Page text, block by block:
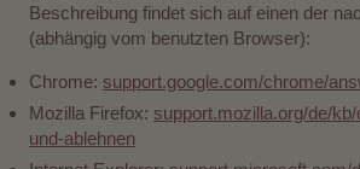
Beschreibung findet sich auf einen der
(abhängig vom benutzten Browser):
Chrome: support.google.com/chrome/
Mozilla Firefox: support.mozilla.org/de/
und-ablehnen